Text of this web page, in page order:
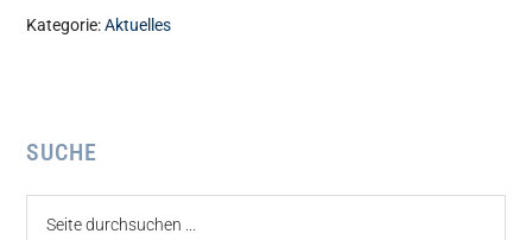
Kategorie:Aktuelles
Seitenspalte
SUCHE